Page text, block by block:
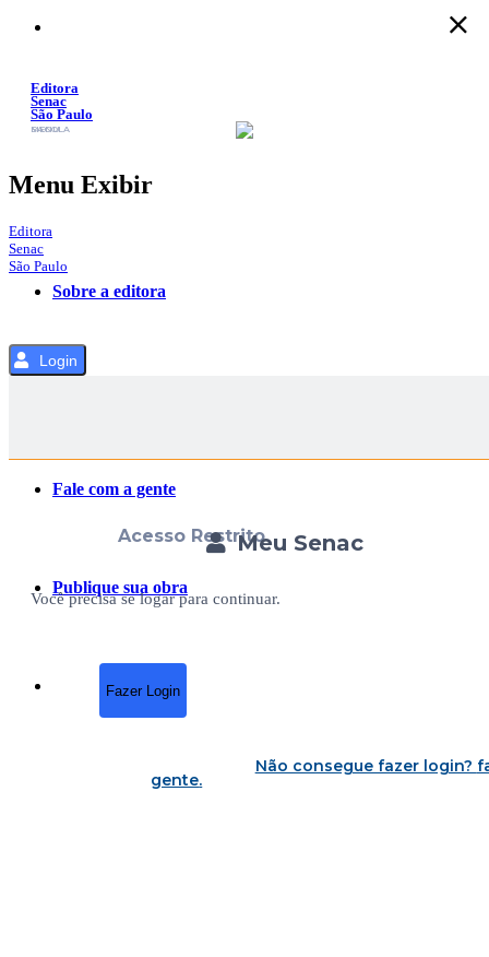
Conteúdo
Editora
Senac
São Paulo
SACOLA
MENU
Menu Exibir
Editora
Senac
São Paulo
Sobre a editora
Fale com a gente
Publique sua obra
Login
Meu Senac
Acesso Restrito
Você precisa se logar para continuar.
Fazer Login
Não consegue fazer login?
gente.